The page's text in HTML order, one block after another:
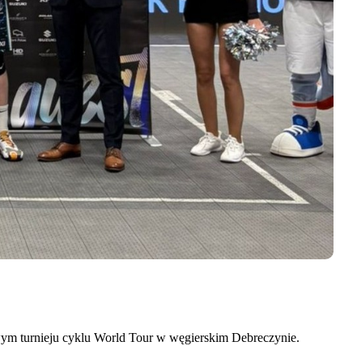
turnieju cyklu World Tour w węgierskim Debreczynie.